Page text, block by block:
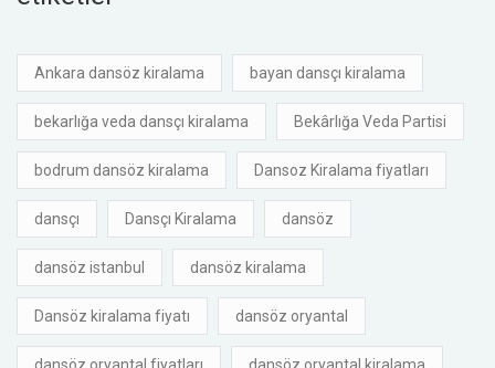
Ankara dansöz kiralama bayan dansçı kiralama
bekarlığa veda dansçı kiralama Bekârlığa Veda Partisi
bodrum dansöz kiralama Dansoz Kiralama fiyatları
dansçı Dansçı Kiralama dansöz
dansöz istanbul dansöz kiralama
Dansöz kiralama fiyatı dansöz oryantal
dansöz oryantal fiyatları dansöz oryantal kiralama